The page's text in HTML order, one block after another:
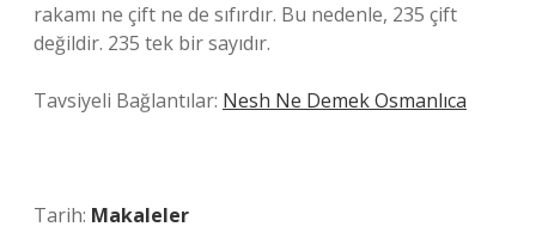
rakamı ne çift ne de sıfırdır. Bu nedenle, 235 çift
değildir. 235 tek bir sayıdır.
Tavsiyeli Bağlantılar: Nesh Ne Demek Osmanlıca
Tarih: Makaleler